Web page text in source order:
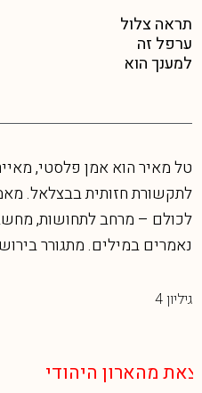
תראה צלול
ערפל זה
למענך הוא
טל מאיר הוא אמן פלסטי,
לתקשורת חזותית בבצלאל.
לכולם – מרחב לתחושות,
נאמרים במילים. מתגורר
גיליון 4
היהודי